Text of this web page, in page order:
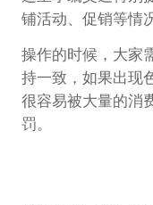
铺活动、促销等情
操作的时候，大家
持一致，如果出现
很容易被大量的消
罚。